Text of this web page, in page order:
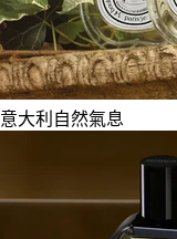
意大利自然氣息